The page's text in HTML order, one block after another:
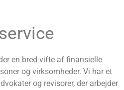
en bred vifte af finansielle
og virksomheder. Vi har et
og revisorer, der arbejder